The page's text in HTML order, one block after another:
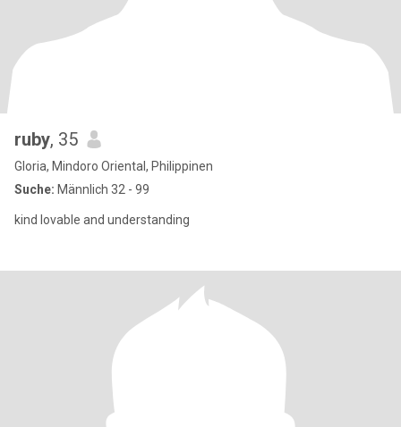
ruby, 35
Gloria, Mindoro Oriental, Philippinen
Suche: Männlich 32 - 99
kind lovable and understanding